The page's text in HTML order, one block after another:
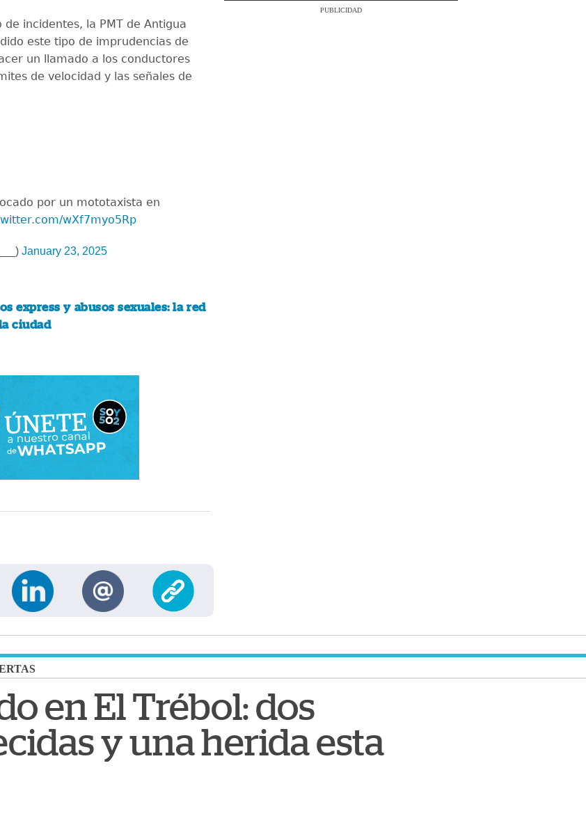
incidentes, la PMT de Antigua
este tipo de imprudencias de
un llamado a los conductores
de velocidad y las señales de
por un mototaxista en
wXf7myo5Rp
January 23, 2025
express y abusos sexuales: la red
ciudad
PUBLICIDAD
en El Trébol: dos
y una herida esta